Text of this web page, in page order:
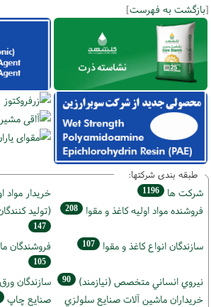
[بازگشت به فهرست]
طبقه بندی شرکتها:
شركت ها 1196 خريدار مواد
فروشنده مواد اوليه كاغذ و مقوا 208 (تولید
147
سازندگان انواع کاغذ و مقوا 107 فروشندگان
105
نيروي انساني متخصص (نیازمند) 90 سازندگان ورق كارتن
خریداران ماشين آلات صنايع سلولزي صنايع چاپ